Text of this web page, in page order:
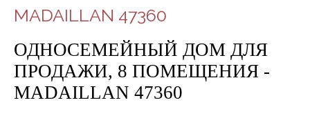
MADAILLAN 47360
ОДНОСЕМЕЙНЫЙ ДОМ ДЛЯ
ПРОДАЖИ, 8 ПОМЕЩЕНИЯ -
MADAILLAN 47360